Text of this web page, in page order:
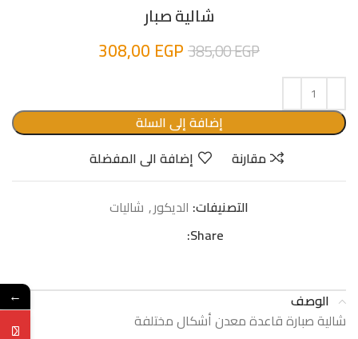
شالية صبار
385,00EGP
308,00 EGP
إضافة إلى السلة
مقارنة
إضافة الى المفضلة
التصنيفات: الدیكور, شالیات
Share:
الوصف
شالية صبارة قاعدة معدن أشكال مختلفة
←